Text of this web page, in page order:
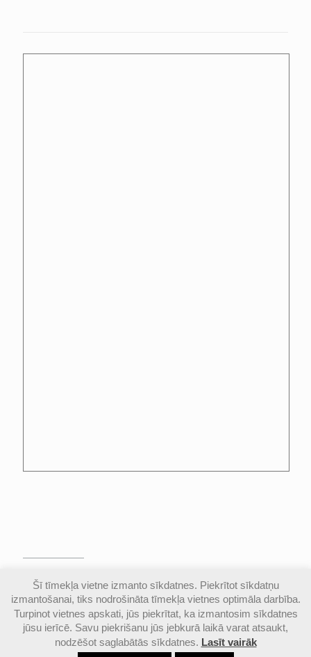
© Valmieras Gaujas krasta vidusskola | Visas
autortiesības aizsargātas |Piekļūstamības
paziņojums
Šī tīmekļa vietne izmanto sīkdatnes. Piekrītot sīkdatņu
izmantošanai, tiks nodrošināta tīmekļa vietnes optimāla darbība.
Turpinot vietnes apskati, jūs piekrītat, ka izmantosim sīkdatnes
jūsu ierīcē. Savu piekrišanu jūs jebkurā laikā varat atsaukt,
nodzēšot saglabātās sīkdatnes. Lasīt vairāk